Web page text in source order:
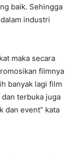
baik. Sehingga
industri
maka secara
filmnya
banyak lagi film
terbuka juga
dan event” kata